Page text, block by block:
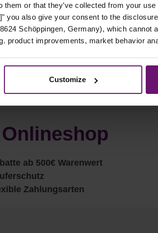
them or that they’ve collected from your
you also give your consent to the
Schöppingen, Germany), which cannot
product improvements, market behavior
Customize
ab 500€ Warenwert
Zahlungsarten